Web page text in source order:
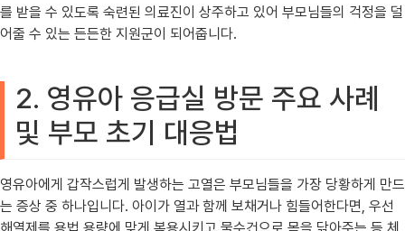
를 받을 수 있도록 숙련된 의료진이 상주하고 있어 부모님들의 걱정을 덜
어줄 수 있는 든든한 지원군이 되어줍니다.
2. 영유아 응급실 방문 주요 사례
및 부모 초기 대응법
영유아에게 갑작스럽게 발생하는 고열은 부모님들을 가장 당황하게 만드
는 증상 중 하나입니다. 아이가 열과 함께 보채거나 힘들어한다면, 우선
해열제를 용법 용량에 맞게 복용시키고 물수건으로 몸을 닦아주는 등 체